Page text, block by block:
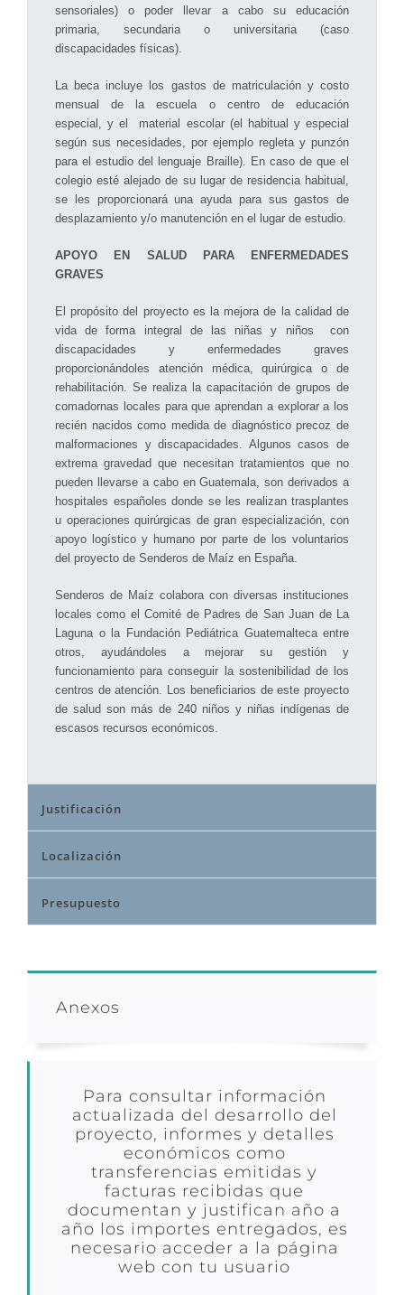
sensoriales) o poder llevar a cabo su educación
primaria, secundaria o universitaria (caso
discapacidades físicas).
La beca incluye los gastos de matriculación y costo
mensual de la escuela o centro de educación
especial, y el material escolar (el habitual y especial
según sus necesidades, por ejemplo regleta y punzón
para el estudio del lenguaje Braille). En caso de que el
colegio esté alejado de su lugar de residencia habitual,
se les proporcionará una ayuda para sus gastos de
desplazamiento y/o manutención en el lugar de estudio.
APOYO EN SALUD PARA ENFERMEDADES
GRAVES
El propósito del proyecto es la mejora de la calidad de
vida de forma integral de las niñas y niños con
discapacidades y enfermedades graves
proporcionándoles atención médica, quirúrgica o de
rehabilitación. Se realiza la capacitación de grupos de
comadornas locales para que aprendan a explorar a los
recién nacidos como medida de diagnóstico precoz de
malformaciones y discapacidades. Algunos casos de
extrema gravedad que necesitan tratamientos que no
pueden llevarse a cabo en Guatemala, son derivados a
hospitales españoles donde se les realizan trasplantes
u operaciones quirúrgicas de gran especialización, con
apoyo logístico y humano por parte de los voluntarios
del proyecto de Senderos de Maíz en España.
Senderos de Maíz colabora con diversas instituciones
locales como el Comité de Padres de San Juan de La
Laguna o la Fundación Pediátrica Guatemalteca entre
otros, ayudándoles a mejorar su gestión y
funcionamiento para conseguir la sostenibilidad de los
centros de atención. Los beneficiarios de este proyecto
de salud son más de 240 niños y niñas indígenas de
escasos recursos económicos.
Justificación
Localización
Presupuesto
Anexos
Para consultar información
actualizada del desarrollo del
proyecto, informes y detalles
económicos como
transferencias emitidas y
facturas recibidas que
documentan y justifican año a
año los importes entregados, es
necesario acceder a la página
web con tu usuario